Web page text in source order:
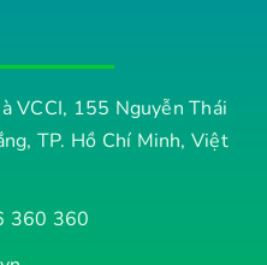
VCCI, 155 Nguyễn Thái
TP. Hồ Chí Minh, Việt
360 360